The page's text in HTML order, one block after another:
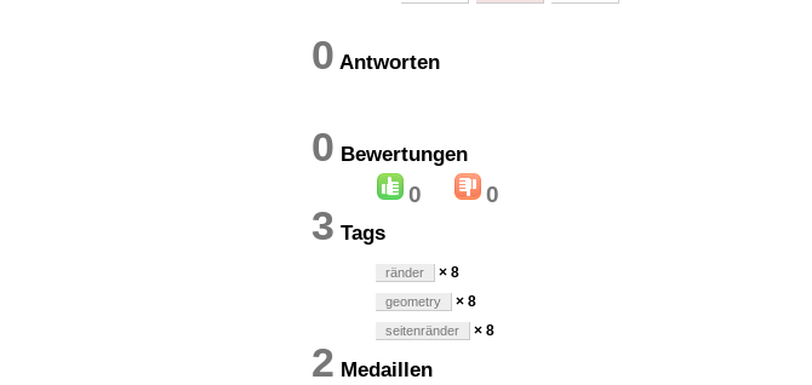
0 Antworten
0 Bewertungen
0 0
3 Tags
ränder × 8
geometry × 8
seitenränder × 8
2 Medaillen